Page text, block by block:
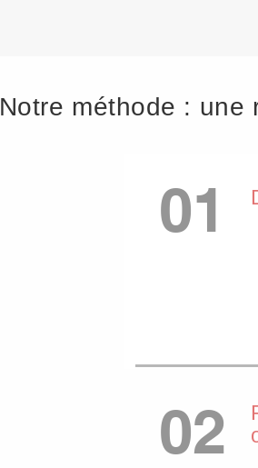
Notre méthode : une
01
02